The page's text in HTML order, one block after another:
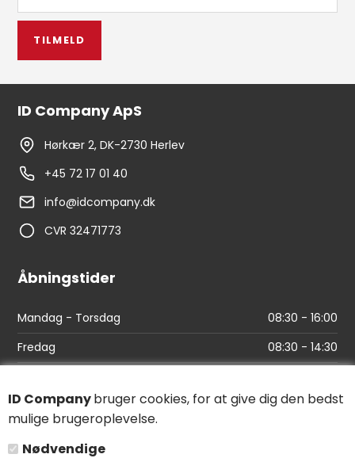
ID Companybruger cookies, for at give dig den bedst
mulige brugeroplevelse.
Nødvendige
TILMELD
ID Company ApS
Hørkær 2, DK-2730 Herlev
+45 72 17 01 40
info@idcompany.dk
CVR 32471773
Åbningstider
Mandag - Torsdag
08:30 - 16:00
Fredag
08:30 - 14:30
Find vej
Salgs- og leveringsbetingelser